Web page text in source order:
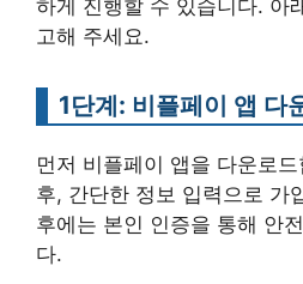
하게 진행할 수 있습니다. 아
고해 주세요.
1단계: 비플페이 앱 다
먼저 비플페이 앱을 다운로
후, 간단한 정보 입력으로 가
후에는 본인 인증을 통해 안
다.